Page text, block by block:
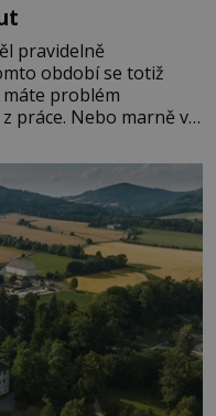
pravidelně
období se totiž
problém
práce. Nebo marně v
se paměť